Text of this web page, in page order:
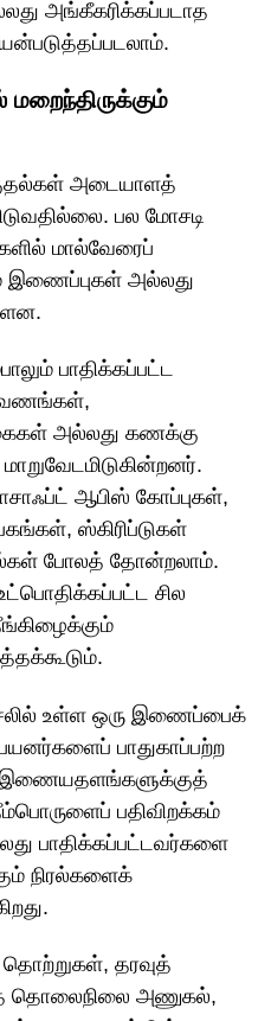
அங்கீகரிக்கப்படாத
அடையாளத்
பல மோசடி
மால்வேரைப்
இணைப்புகள் அல்லது
பாதிக்கப்பட்ட
அல்லது கணக்கு
ஆபிஸ் கோப்புகள்,
ஸ்கிரிப்டுகள்
போலத் தோன்றலாம்.
சில
உள்ள ஒரு இணைப்பைக்
பாதுகாப்பற்ற
இணையதளங்களுக்குத்
பதிவிறக்கம்
பாதிக்கப்பட்டவர்களை
நிரல்களைக்
தொற்றுகள், தரவுத்
தொலைநிலை அணுகல்,